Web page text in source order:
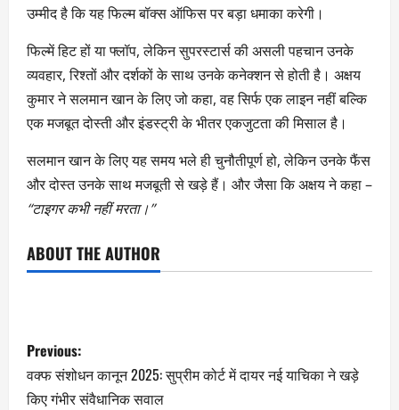
उम्मीद है कि यह फिल्म बॉक्स ऑफिस पर बड़ा धमाका करेगी।
फिल्में हिट हों या फ्लॉप, लेकिन सुपरस्टार्स की असली पहचान उनके
व्यवहार, रिश्तों और दर्शकों के साथ उनके कनेक्शन से होती है। अक्षय
कुमार ने सलमान खान के लिए जो कहा, वह सिर्फ एक लाइन नहीं बल्कि
एक मजबूत दोस्ती और इंडस्ट्री के भीतर एकजुटता की मिसाल है।
सलमान खान के लिए यह समय भले ही चुनौतीपूर्ण हो, लेकिन उनके फैंस
और दोस्त उनके साथ मजबूती से खड़े हैं। और जैसा कि अक्षय ने कहा –
“टाइगर कभी नहीं मरता।”
ABOUT THE AUTHOR
Previous:
वक्फ संशोधन कानून 2025: सुप्रीम कोर्ट में दायर नई याचिका ने खड़े
किए गंभीर संवैधानिक सवाल